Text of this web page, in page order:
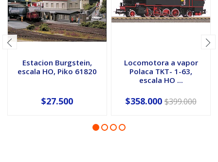
Estacion Burgstein,
escala HO, Piko 61820
$27.500
Locomotora a vapor
Polaca TKT- 1-63,
escala HO ...
$358.000 $399.000